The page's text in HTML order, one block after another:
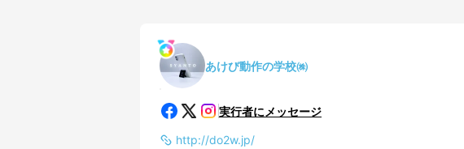
あけび動作の学校㈱
実行者にメッセージ
http://do2w.jp/